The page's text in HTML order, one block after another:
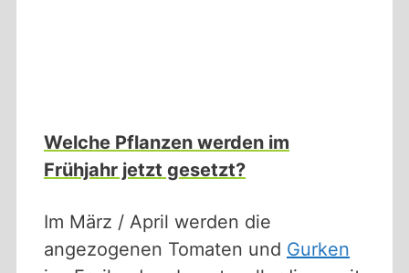
Welche Pflanzen werden im
Frühjahr jetzt gesetzt?
Im März / April werden die
angezogenen Tomaten und Gurken